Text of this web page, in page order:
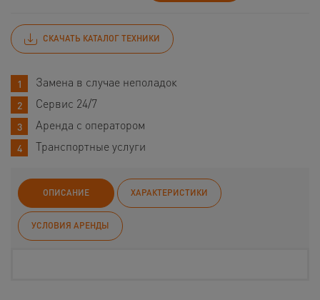
СКАЧАТЬ КАТАЛОГ ТЕХНИКИ
Замена в случае неполадок
Сервис 24/7
Аренда с оператором
Транспортные услуги
ОПИСАНИЕ ХАРАКТЕРИСТИКИ
УСЛОВИЯ АРЕНДЫ